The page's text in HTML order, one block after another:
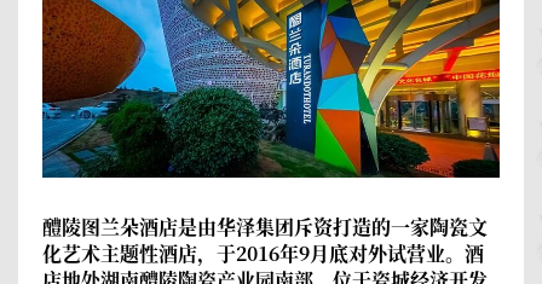
醴陵图兰朵酒店是由华泽集团斥资打造的一家陶瓷文
化艺术主题性酒店，于2016年9月底对外试营业。酒